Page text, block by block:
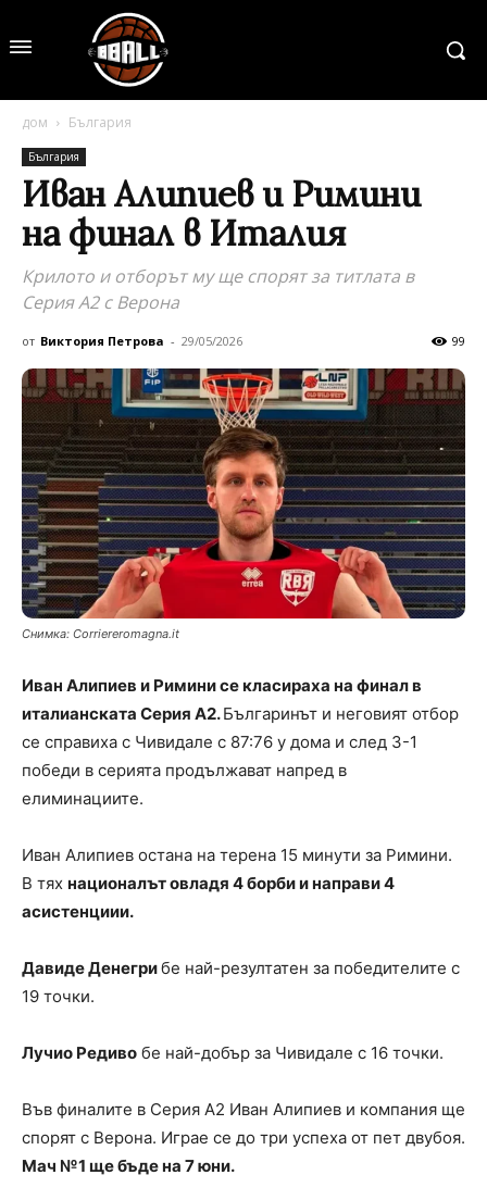
дом България
България
Иван Алипиев и Римини
на финал в Италия
Крилото и отборът му ще спорят за титлата в
Серия А2 с Верона
от Виктория Петрова - 29/05/2026 99
Снимка: Сorriereromagna.it
Иван Алипиев и Римини се класираха на финал в
италианската Серия А2.Българинът и неговият отбор
се справиха с Чивидале с 87:76 у дома и след 3-1
победи в серията продължават напред в
елиминациите.
Иван Алипиев остана на терена 15 минути за Римини.
В тях националът овладя 4 борби и направи 4
асистенциии.
Давиде Денегрибе най-резултатен за победителите с
19 точки.
Лучио Редиво бе най-добър за Чивидале с 16 точки.
Във финалите в Серия А2 Иван Алипиев и компания ще
спорят с Верона. Играе се до три успеха от пет двубоя.
Мач №1 ще бъде на 7 юни.